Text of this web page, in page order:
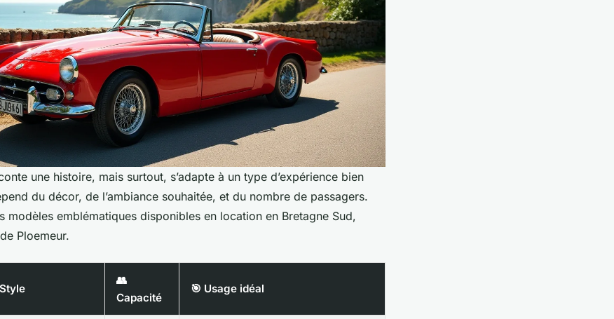
une histoire, mais surtout, s’adapte à un type d’expérience bien
du décor, de l’ambiance souhaitée, et du nombre de passagers.
modèles emblématiques disponibles en location en Bretagne Sud,
Ploemeur.
👥
Capacité
🎯 Usage idéal